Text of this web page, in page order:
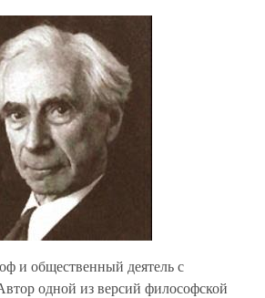
и общественный деятель с
одной из версий философской